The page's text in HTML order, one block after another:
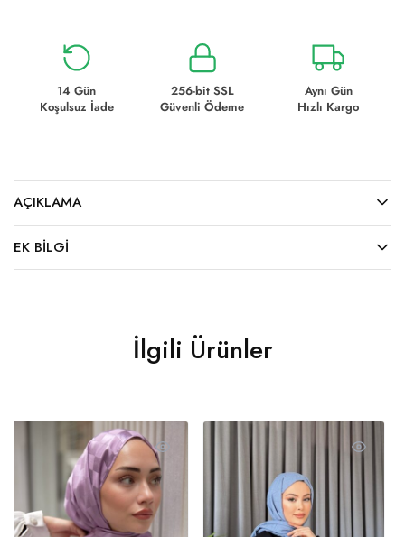
14 Gün
Koşulsuz İade
256-bit SSL
Güvenli Ödeme
Aynı Gün
Hızlı Kargo
AÇIKLAMA
EK BILGI
İlgili Ürünler